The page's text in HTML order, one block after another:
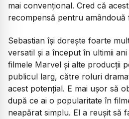
mai convențional. Cred că
recompensă pentru amândouă
Sebastian își dorește foarte
versatil și a început în ultimii
filmele Marvel și alte producții
publicul larg, către roluri
acest potențial. E mai ușor să
după ce ai o popularitate în
neapărat simplu. El a reușit să